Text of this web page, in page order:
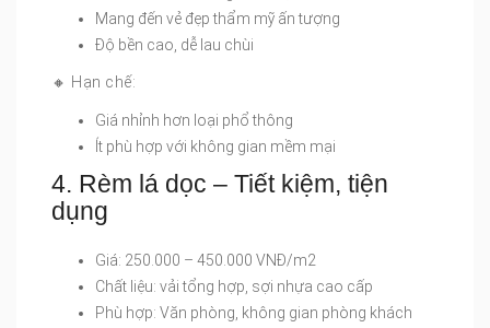
Mang đến vẻ đẹp thẩm mỹ ấn tượng
Độ bền cao, dễ lau chùi
🔸 Hạn chế:
Giá nhỉnh hơn loại phổ thông
Ít phù hợp với không gian mềm mại
4. Rèm lá dọc – Tiết kiệm, tiện
dụng
Giá: 250.000 – 450.000 VNĐ/m2
Chất liệu: vải tổng hợp, sợi nhựa cao cấp
Phù hợp: Văn phòng, không gian phòng khách